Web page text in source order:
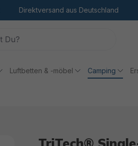
Direktversand aus Deutschland
Luftbetten & -möbel Camping